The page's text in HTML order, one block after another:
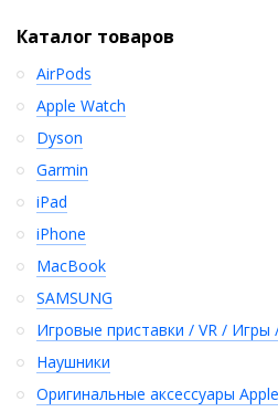
Каталог товаров
AirPods
Apple Watch
Dyson
Garmin
iPad
iPhone
MacBook
SAMSUNG
Игровые приставки / VR / Игры
Наушники
Оригинальные аксессуары Apple